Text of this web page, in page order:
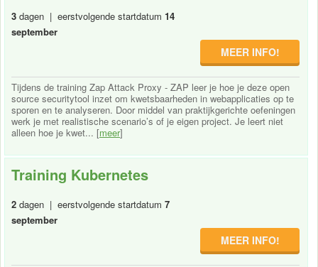
3 dagen | eerstvolgende startdatum 14
september
MEER INFO!
Tijdens de training Zap Attack Proxy - ZAP leer je hoe je deze open
source securitytool inzet om kwetsbaarheden in webapplicaties op te
sporen en te analyseren. Door middel van praktijkgerichte oefeningen
werk je met realistische scenario’s of je eigen project. Je leert niet
alleen hoe je kwet... [meer]
Training Kubernetes
2 dagen | eerstvolgende startdatum 7
september
MEER INFO!